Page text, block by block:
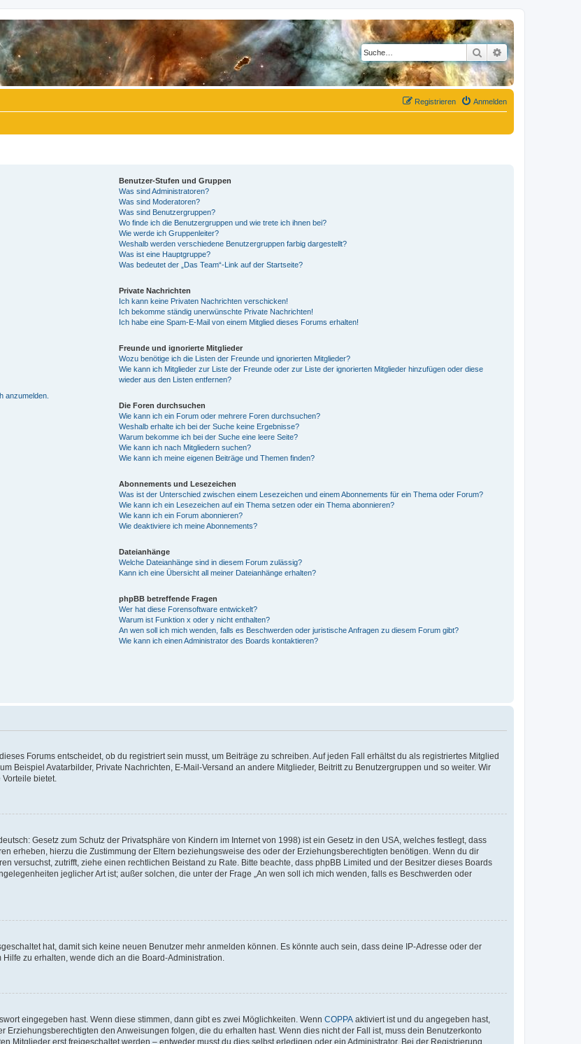
SucheErweiterte Suche
Anmelden
Registrieren
anzumelden.
Benutzer-Stufen und Gruppen
Was sind Administratoren?
Was sind Moderatoren?
Was sind Benutzergruppen?
Wo finde ich die Benutzergruppen und wie trete ich ihnen bei?
Wie werde ich Gruppenleiter?
Weshalb werden verschiedene Benutzergruppen farbig dargestellt?
Was ist eine Hauptgruppe?
Was bedeutet der „Das Team“-Link auf der Startseite?
Private Nachrichten
Ich kann keine Privaten Nachrichten verschicken!
Ich bekomme ständig unerwünschte Private Nachrichten!
Ich habe eine Spam-E-Mail von einem Mitglied dieses Forums erhalten!
Freunde und ignorierte Mitglieder
Wozu benötige ich die Listen der Freunde und ignorierten Mitglieder?
Wie kann ich Mitglieder zur Liste der Freunde oder zur Liste der ignorierten Mitglieder hinzufügen oder diese
wieder aus den Listen entfernen?
Die Foren durchsuchen
Wie kann ich ein Forum oder mehrere Foren durchsuchen?
Weshalb erhalte ich bei der Suche keine Ergebnisse?
Warum bekomme ich bei der Suche eine leere Seite?
Wie kann ich nach Mitgliedern suchen?
Wie kann ich meine eigenen Beiträge und Themen finden?
Abonnements und Lesezeichen
Was ist der Unterschied zwischen einem Lesezeichen und einem Abonnements für ein Thema oder Forum?
Wie kann ich ein Lesezeichen auf ein Thema setzen oder ein Thema abonnieren?
Wie kann ich ein Forum abonnieren?
Wie deaktiviere ich meine Abonnements?
Dateianhänge
Welche Dateianhänge sind in diesem Forum zulässig?
Kann ich eine Übersicht all meiner Dateianhänge erhalten?
phpBB betreffende Fragen
Wer hat diese Forensoftware entwickelt?
Warum ist Funktion x oder y nicht enthalten?
An wen soll ich mich wenden, falls es Beschwerden oder juristische Anfragen zu diesem Forum gibt?
Wie kann ich einen Administrator des Boards kontaktieren?
Forums entscheidet, ob du registriert sein musst, um Beiträge zu schreiben. Auf jeden Fall erhältst du als registriertes Mitglied
Beispiel Avatarbilder, Private Nachrichten, E-Mail-Versand an andere Mitglieder, Beitritt zu Benutzergruppen und so weiter. Wir
bietet.
Gesetz zum Schutz der Privatsphäre von Kindern im Internet von 1998) ist ein Gesetz in den USA, welches festlegt, dass
erheben, hierzu die Zustimmung der Eltern beziehungsweise des oder der Erziehungsberechtigten benötigen. Wenn du dir
versuchst, zutrifft, ziehe einen rechtlichen Beistand zu Rate. Bitte beachte, dass phpBB Limited und der Besitzer dieses Boards
jeglicher Art ist; außer solchen, die unter der Frage „An wen soll ich mich wenden, falls es Beschwerden oder
hat, damit sich keine neuen Benutzer mehr anmelden können. Es könnte auch sein, dass deine IP-Adresse oder der
zu erhalten, wende dich an die Board-Administration.
eingegeben hast. Wenn diese stimmen, dann gibt es zwei Möglichkeiten. Wenn COPPA aktiviert ist und du angegeben hast,
Erziehungsberechtigten den Anweisungen folgen, die du erhalten hast. Wenn dies nicht der Fall ist, muss dein Benutzerkonto
Mitglieder erst freigeschaltet werden – entweder musst du dies selbst erledigen oder ein Administrator. Bei der Registrierung